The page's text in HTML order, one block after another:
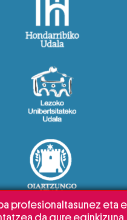
profesionaltasunez eta
da gure eginkizuna.